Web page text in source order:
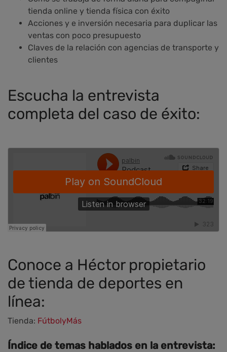
tienda online y tienda física con éxito
Acciones y e inversión necesaria para duplicar las
ventas con poco presupuesto
Claves de la relación con agencias de transporte y
clientes
Escucha la entrevista
completa del caso de éxito:
Conoce a Héctor propietario
de tienda de deportes en
línea:
Tienda: FútbolyMás
Índice de temas hablados en la entrevista: